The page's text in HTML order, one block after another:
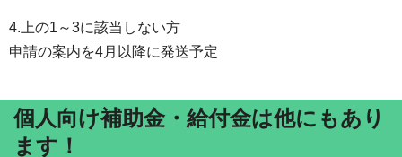
4.上の1～3に該当しない方
申請の案内を4月以降に発送予定
個人向け補助金・給付金は他にもあり
ます！